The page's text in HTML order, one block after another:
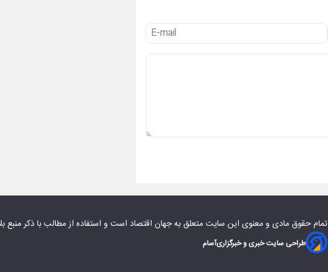
تمام حقوق مادی‌ و معنوی این سایت متعلق بهجهان اقتصاد است و استفاده از مطالب با ذکر منبع
طراحی سایت خبری و خبرگزاریآسام